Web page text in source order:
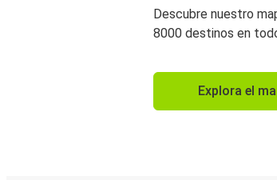
Descubre nuestro
8000 destinos en
Explora el